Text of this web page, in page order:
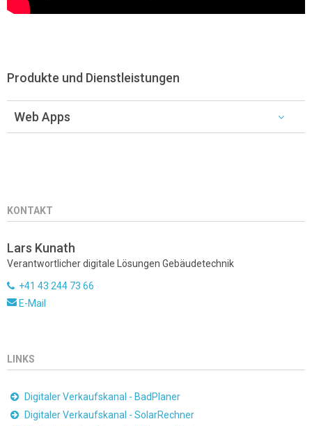
Produkte und Dienstleistungen
Web Apps
KONTAKT
Lars Kunath
Verantwortlicher digitale Lösungen Gebäudetechnik
+41 43 244 73 66
E-Mail
LINKS
Digitaler Verkaufskanal - BadPlaner
Digitaler Verkaufskanal - SolarRechner